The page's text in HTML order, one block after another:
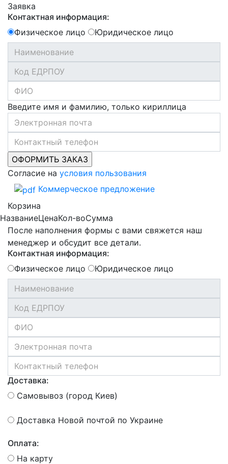
Заявка
Контактная информация:
Физическое лицо
Юридическое лицо
Введите имя и фамилию, только кириллица
Согласие на условия пользования
Коммерческое предложение
Корзина
НазваниеЦенаКол-воСумма
После наполнения формы с вами свяжется наш
менеджер и обсудит все детали.
Контактная информация:
Физическое лицо
Юридическое лицо
Доставка:
Самовывоз (город Киев)
Доставка Новой почтой по Украине
Оплата:
На карту